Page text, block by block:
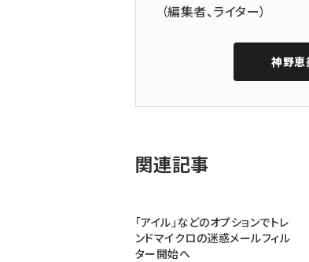
（編集者、ライター）
神野恵
関連記事
「アイル」などのオプションでトレ
ンドマイクロの迷惑メールフィル
ター開始へ